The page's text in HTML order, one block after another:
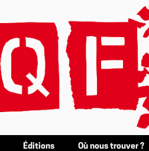
Éditions Où nous trouver ?